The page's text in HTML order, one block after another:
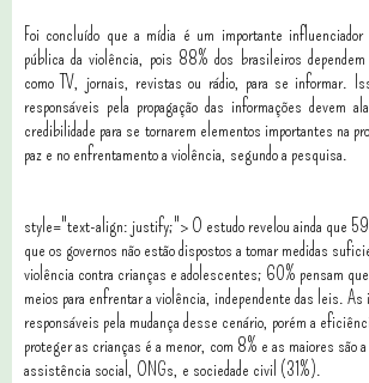
Foi concluído que a mídia é um importante
pública da violência, pois 88% dos brasileiros
como TV, jornais, revistas ou rádio, para se informar.
responsáveis pela propagação das informações devem
credibilidade para se tornarem elementos importantes na
paz e no enfrentamento a violência, segundo a pesquisa.
style="text-align: justify;"> O estudo revelou ainda que
que os governos não estão dispostos a tomar medidas
violência contra crianças e adolescentes; 60% pensam
meios para enfrentar a violência, independente das leis.
responsáveis pela mudança desse cenário, porém a
proteger as crianças é a menor, com 8% e as maiores são
assistência social, ONGs, e sociedade civil (31%).